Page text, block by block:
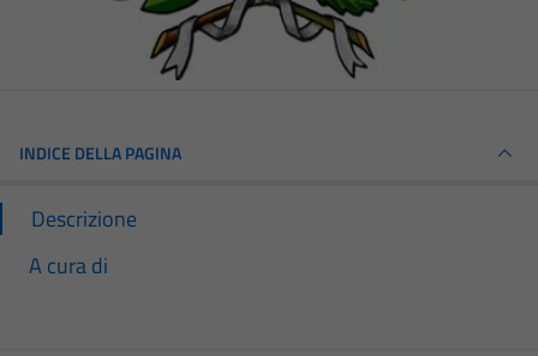
INDICE DELLA PAGINA
Descrizione
A cura di